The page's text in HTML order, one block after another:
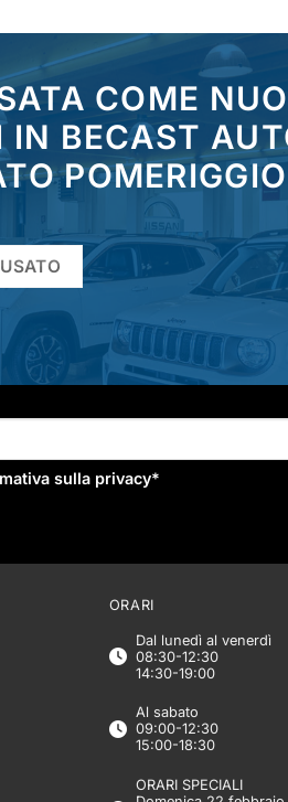
COME
IN BECAST
POMERIGGIO
sulla privacy*
ORARI
Dal lunedì al venerdì
08:30-12:30
14:30-19:00
Al sabato
09:00-12:30
15:00-18:30
ORARI SPECIALI